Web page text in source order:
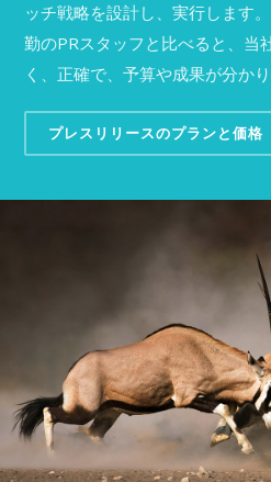
ッチ戦略を設計し、実行します
勤のPRスタッフと比べると、当
く、正確で、予算や成果が分かり
プレスリリースのプランと価格